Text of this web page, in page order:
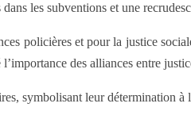
les subventions et une
policières et pour la justice
des alliances entre
symbolisant leur détermination